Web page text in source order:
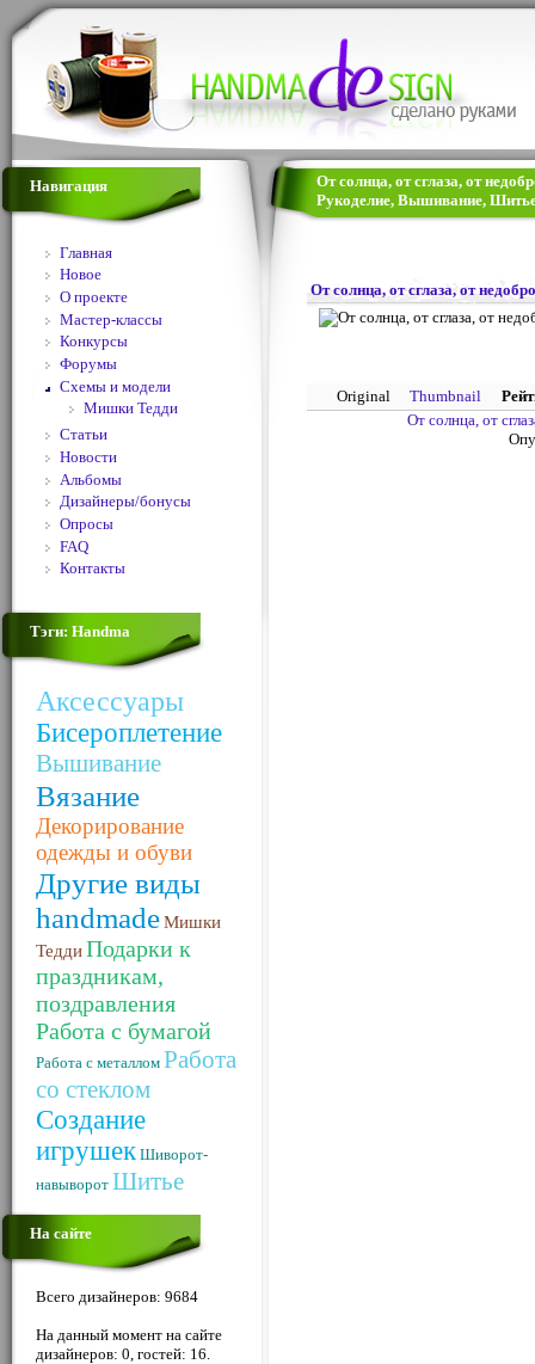
Навигация
Главная
Новое
О проекте
Мастер-классы
Конкурсы
Форумы
Схемы и модели
Мишки Тедди
Статьи
Новости
Альбомы
Дизайнеры/бонусы
Опросы
FAQ
Контакты
Тэги: Handma
Аксессуары
Бисероплетение
Вышивание
Вязание
Декорирование
одежды и обуви
Другие виды
handmadeМишки
ТеддиПодарки к
праздникам,
поздравления
Работа с бумагой
Работа с металлом Работа
со стеклом
Создание
игрушек Шиворот-
навыворот Шитье
На сайте
Всего дизайнеров: 9684
На данный момент на сайте
дизайнеров: 0, гостей: 16.
От солнца, от сглаза, от
Рукоделие, Вышивание,
От солнца, от сглаза, от
Original Thumbnail
От солнца, от